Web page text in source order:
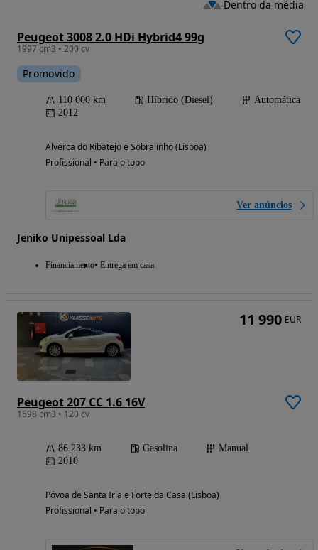
Peugeot 3008 2.0 HDi Hybrid4 99g
1997 cm3 • 200 cv
Promovido
110 000 km Híbrido (Diesel)
Automática
2012
Alverca do Ribatejo e Sobralinho (Lisboa)
Profissional • Para o topo
Ver anúncios
Jeniko Unipessoal Lda
Financiamento Entrega em casa
Dentro da média
Peugeot 207 CC 1.6 16V
1598 cm3 • 120 cv
86 233 km Gasolina
Manual
2010
Póvoa de Santa Iria e Forte da Casa (Lisboa)
Profissional • Para o topo
11 990 EUR